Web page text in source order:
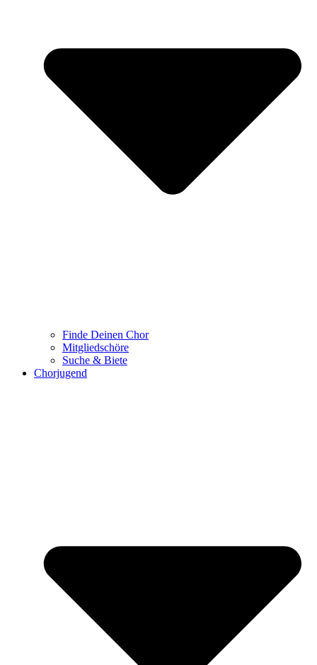
Finde Deinen Chor
Mitgliedschöre
Suche & Biete
Chorjugend